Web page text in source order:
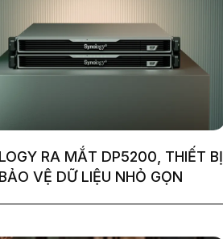
RA MẮT DP5200, THIẾT BỊ
BẢO VỆ DỮ LIỆU NHỎ GỌN